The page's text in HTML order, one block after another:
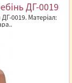
ДГ-0019
0019. Матеріал: